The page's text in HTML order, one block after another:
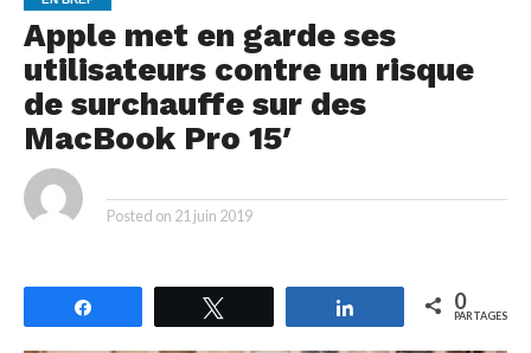
Apple met en garde ses
utilisateurs contre un risque
de surchauffe sur des
MacBook Pro 15′
Posted on 21 juin 2019
Partagez 0
PARTAGES